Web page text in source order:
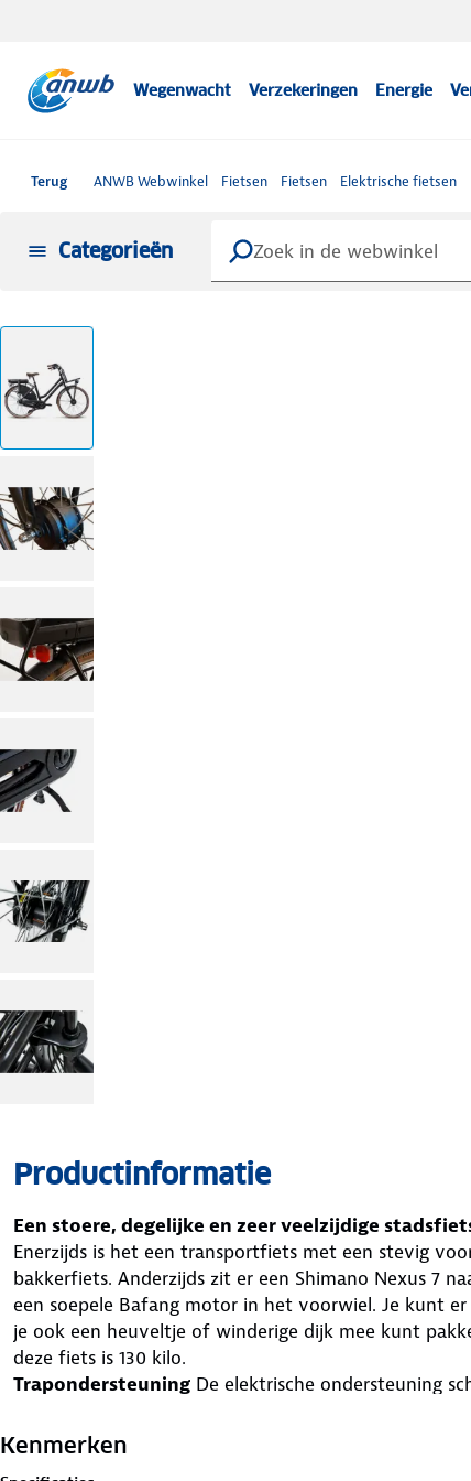
Wegenwacht Verzekeringen Energie
Terug ANWB Webwinkel Fietsen Fietsen Elektrische fietsen
Categorieën
Productinformatie
Een stoere, degelijke en zeer veelzijdige
Enerzijds is het een transportfiets met een stevig
bakkerfiets. Anderzijds zit er een Shimano Nexus 7
een soepele Bafang motor in het voorwiel. Je kunt
je ook een heuveltje of winderige dijk mee kunt
deze fiets is 130 kilo.
Trapondersteuning De elektrische ondersteuning
Villette L’ Urban wordt vooral ingezet als schoolfiets
Kenmerken